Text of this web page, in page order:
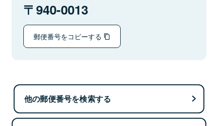
940-0013
郵便番号をコピーする
他の郵便番号を検索する